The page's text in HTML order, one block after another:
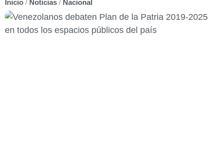
Inicio / Noticias / Nacional